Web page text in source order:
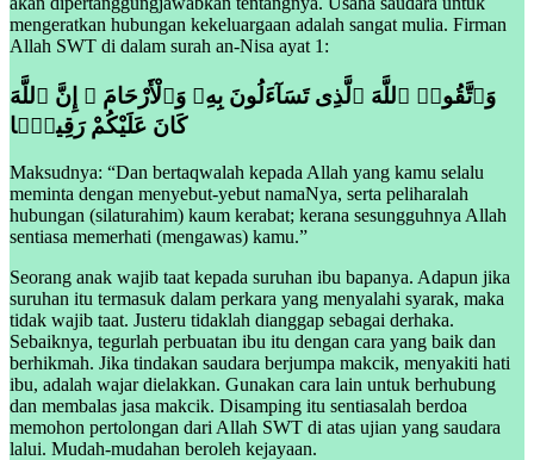
mengeratkan hubungan kekeluargaan adalah sangat mulia. Firman
Allah SWT di dalam surah an-Nisa ayat 1:
وَٱتَّقُوا۟ ٱللَّهَ ٱلَّذِى تَسَآءَلُونَ بِهِۦ وَٱلْأَرْحَامَ ۚ إِنَّ ٱللَّهَ
كَانَ عَلَيْكُمْ رَقِيبًۭا
Maksudnya: “Dan bertaqwalah kepada Allah yang kamu selalu
meminta dengan menyebut-yebut namaNya, serta peliharalah
hubungan (silaturahim) kaum kerabat; kerana sesungguhnya Allah
sentiasa memerhati (mengawas) kamu.”
Seorang anak wajib taat kepada suruhan ibu bapanya. Adapun jika
suruhan itu termasuk dalam perkara yang menyalahi syarak, maka
tidak wajib taat. Justeru tidaklah dianggap sebagai derhaka.
Sebaiknya, tegurlah perbuatan ibu itu dengan cara yang baik dan
berhikmah. Jika tindakan saudara berjumpa makcik, menyakiti hati
ibu, adalah wajar dielakkan. Gunakan cara lain untuk berhubung
dan membalas jasa makcik. Disamping itu sentiasalah berdoa
memohon pertolongan dari Allah SWT di atas ujian yang saudara
lalui. Mudah-mudahan beroleh kejayaan.